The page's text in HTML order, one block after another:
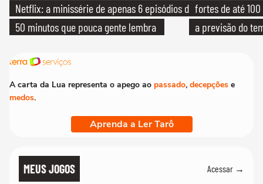
Netflix: a minissérie de apenas 6 episódios de
50 minutos que pouca gente lembra
fortes de até
a previsão do
A carta da Lua representa o apego ao passado, decepções e
medos.
Aprenda a Ler Tarô
MEUS JOGOS Acessar →